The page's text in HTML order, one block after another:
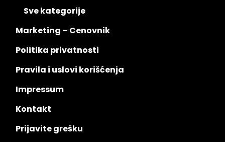
Sve kategorije
Marketing – Cenovnik
Politika privatnosti
Pravila i uslovi korišćenja
Impressum
Kontakt
Prijavite grešku